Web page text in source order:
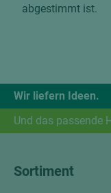
abgestimmt ist.
Wir liefern Ideen.
Und das passende
Sortiment